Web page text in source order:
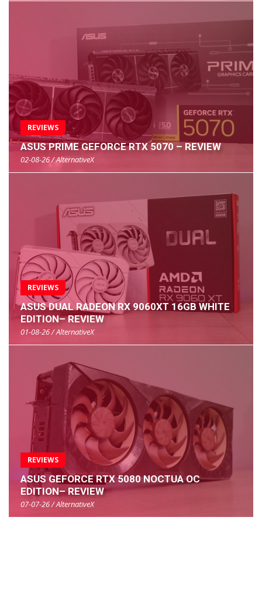
REVIEWS
ASUS PRIME GEFORCE RTX 5070 – REVIEW
02-08-26 / AlternativeX
REVIEWS
ASUS DUAL RADEON RX 9060XT 16GB WHITE
EDITION– REVIEW
01-08-26 / AlternativeX
REVIEWS
ASUS GEFORCE RTX 5080 NOCTUA OC
EDITION– REVIEW
07-07-26 / AlternativeX